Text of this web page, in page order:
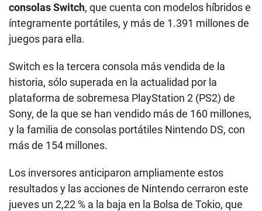
consolas Switch, que cuenta con modelos híbridos e
íntegramente portátiles, y más de 1.391 millones de
juegos para ella.
Switch es la tercera consola más vendida de la
historia, sólo superada en la actualidad por la
plataforma de sobremesa PlayStation 2 (PS2) de
Sony, de la que se han vendido más de 160 millones,
y la familia de consolas portátiles Nintendo DS, con
más de 154 millones.
Los inversores anticiparon ampliamente estos
resultados y las acciones de Nintendo cerraron este
jueves un 2,22 % a la baja en la Bolsa de Tokio, que